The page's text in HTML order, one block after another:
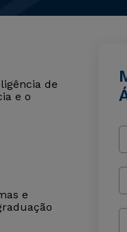
de
e o
e